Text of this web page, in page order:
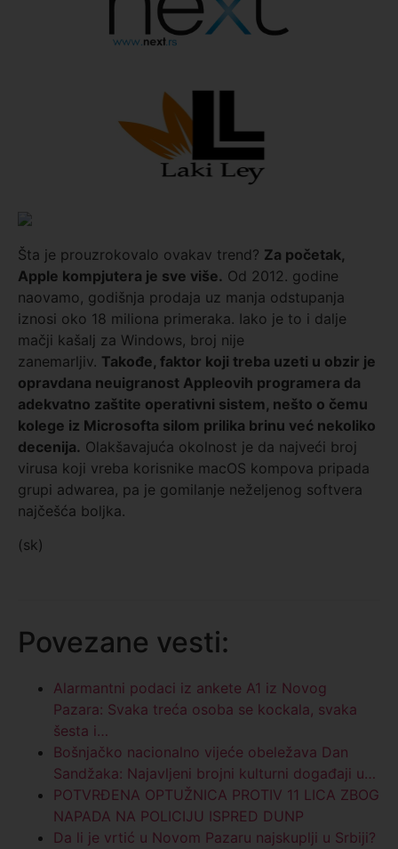
Šta je prouzrokovalo ovakav trend? Za početak,
Apple kompjutera je sve više. Od 2012. godine
naovamo, godišnja prodaja uz manja odstupanja
iznosi oko 18 miliona primeraka. Iako je to i dalje
mačji kašalj za Windows, broj nije
zanemarljiv. Takođe, faktor koji treba uzeti u obzir je
opravdana neuigranost Appleovih programera da
adekvatno zaštite operativni sistem, nešto o čemu
kolege iz Microsofta silom prilika brinu već nekoliko
decenija. Olakšavajuća okolnost je da najveći broj
virusa koji vreba korisnike macOS kompova pripada
grupi adwarea, pa je gomilanje neželjenog softvera
najčešća boljka.
(sk)
Povezane vesti:
Alarmantni podaci iz ankete A1 iz Novog
Pazara: Svaka treća osoba se kockala, svaka
šesta i…
Bošnjačko nacionalno vijeće obeležava Dan
Sandžaka: Najavljeni brojni kulturni događaji u…
POTVRĐENA OPTUŽNICA PROTIV 11 LICA ZBOG
NAPADA NA POLICIJU ISPRED DUNP
Da li je vrtić u Novom Pazaru najskuplji u Srbiji?